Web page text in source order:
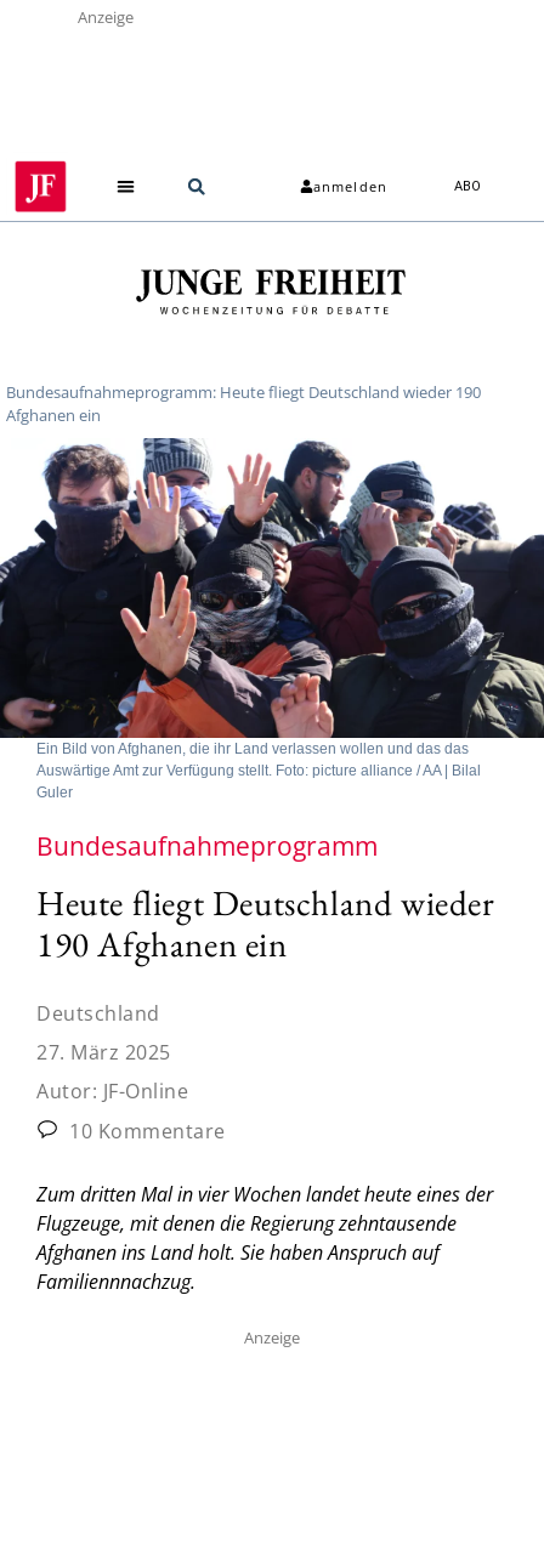
Anzeige
anmelden ABO
Bundesaufnahmeprogramm: Heute fliegt Deutschland wieder 190
Afghanen ein
Ein Bild von Afghanen, die ihr Land verlassen wollen und das das
Auswärtige Amt zur Verfügung stellt. Foto: picture alliance / AA | Bilal
Guler
Bundesaufnahmeprogramm
Heute fliegt Deutschland wieder
190 Afghanen ein
Deutschland
27. März 2025
Autor: JF-Online
10 Kommentare
Zum dritten Mal in vier Wochen landet heute eines der
Flugzeuge, mit denen die Regierung zehntausende
Afghanen ins Land holt. Sie haben Anspruch auf
Familiennnachzug.
Anzeige